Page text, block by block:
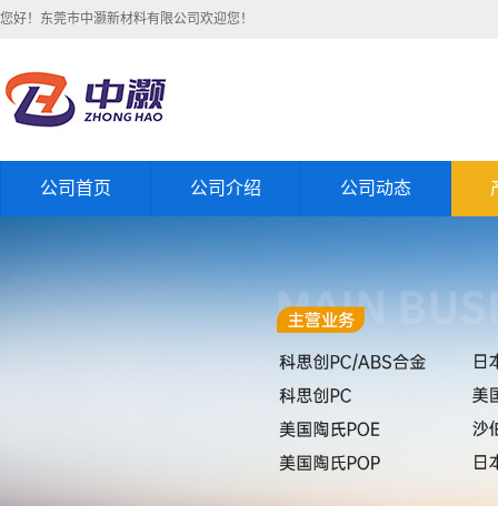
您好！东莞市中灏新材料有限公司欢迎您！
公司首页 公司介绍 公司动态